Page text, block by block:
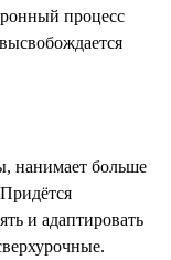
процесс
нанимает больше
и адаптировать